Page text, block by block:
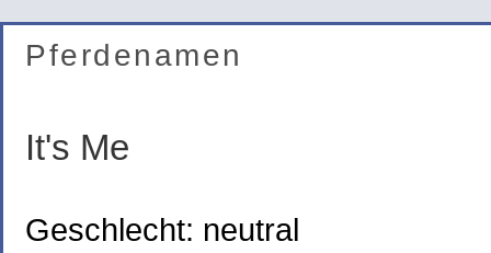
Pferdenamen
It's Me
Geschlecht: neutral